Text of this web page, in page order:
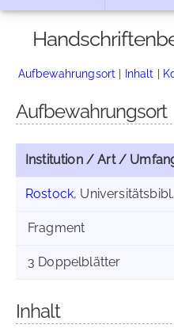
Aufbewahrungsort | Inhalt |
Aufbewahrungsort
Institution / Art /
Rostock,
Fragment
3 Doppelblätter
Inhalt